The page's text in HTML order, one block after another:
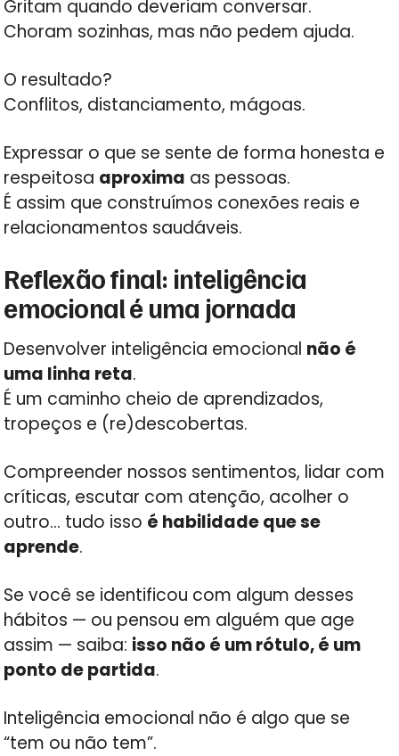
Gritam quando deveriam conversar.
Choram sozinhas, mas não pedem ajuda.
O resultado?
Conflitos, distanciamento, mágoas.
Expressar o que se sente de forma honesta e
respeitosa aproxima as pessoas.
É assim que construímos conexões reais e
relacionamentos saudáveis.
Reflexão final: inteligência
emocional é uma jornada
Desenvolver inteligência emocional não é
uma linha reta.
É um caminho cheio de aprendizados,
tropeços e (re)descobertas.
Compreender nossos sentimentos, lidar com
críticas, escutar com atenção, acolher o
outro… tudo isso é habilidade que se
aprende.
Se você se identificou com algum desses
hábitos — ou pensou em alguém que age
assim — saiba: isso não é um rótulo, é um
ponto de partida.
Inteligência emocional não é algo que se
“tem ou não tem”.